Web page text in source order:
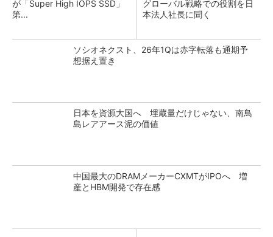
が「Super High IOPS SSD」
第...
グローバル戦略での役割を日
本法人社長に聞く
ソシオネクスト、26年1Qは赤字転落も通期予
想据え置き
日本を資源大国へ 埋蔵量だけじゃない、南鳥
島レアアース泥の価値
中国最大のDRAMメーカーCXMTがIPOへ 増
産とHBM開発で存在感